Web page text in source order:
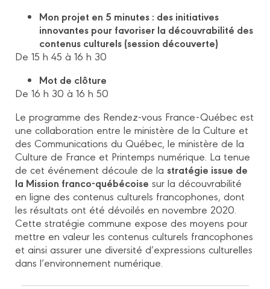
Mon projet en 5 minutes : des initiatives
innovantes pour favoriser la découvrabilité des
contenus culturels (session découverte)
De 15 h 45 à 16 h 30
Mot de clôture
De 16 h 30 à 16 h 50
Le programme des Rendez-vous France-Québec est
une collaboration entre le ministère de la Culture et
des Communications du Québec, le ministère de la
Culture de France et Printemps numérique. La tenue
de cet événement découle de la stratégie issue de
la Mission franco-québécoise sur la découvrabilité
en ligne des contenus culturels francophones, dont
les résultats ont été dévoilés en novembre 2020.
Cette stratégie commune expose des moyens pour
mettre en valeur les contenus culturels francophones
et ainsi assurer une diversité d’expressions culturelles
dans l’environnement numérique.